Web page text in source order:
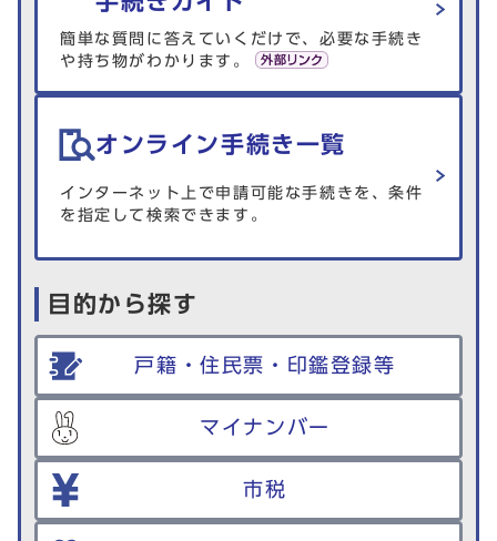
簡単な質問に答えていくだけで、必要な手続き
や持ち物がわかります。
オンライン手続き一覧
インターネット上で申請可能な手続きを、条件
を指定して検索できます。
目的から探す
戸籍・住民票・印鑑登録等
マイナンバー
市税